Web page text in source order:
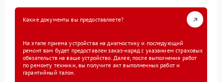
Какие документы вы предоставляете?
На этапе приема устройства на диагностику и последующий
ремонт вам будет предоставлен заказ-наряд с указанием страховых
обязательств на ваше устройство. Далее, после выполнения работ
по ремонту техники, вы получите акт выполненных работ и
гарантийный талон.